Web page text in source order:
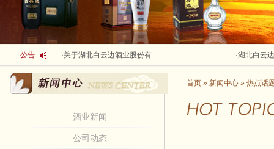
公告 ·关于湖北白云边酒业股份有... ·湖北白云
酒业新闻
公司动态
首页 » 新闻中心 » 热点话